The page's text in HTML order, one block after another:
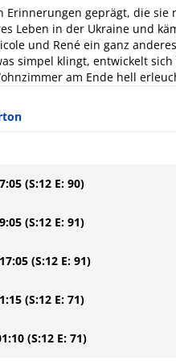
Erinnerungen geprägt, die sie
Leben in der Ukraine und
und René ein ganz
simpel klingt, entwickelt
am Ende hell
(S:12 E: 90)
(S:12 E: 91)
(S:12 E: 91)
(S:12 E: 71)
(S:12 E: 71)